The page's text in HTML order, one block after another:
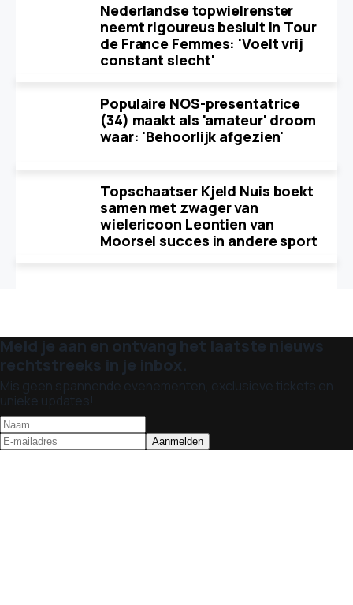
Nederlandse topwielrenster
neemt rigoureus besluit in Tour
de France Femmes: 'Voelt vrij
constant slecht'
Populaire NOS-presentatrice
(34) maakt als 'amateur' droom
waar: 'Behoorlijk afgezien'
Topschaatser Kjeld Nuis boekt
samen met zwager van
wielericoon Leontien van
Moorsel succes in andere sport
Meld je aan en ontvang het laatste nieuws
rechtstreeks in je inbox.
Mis geen spannende evenementen, exclusieve tickets en
unieke updates!